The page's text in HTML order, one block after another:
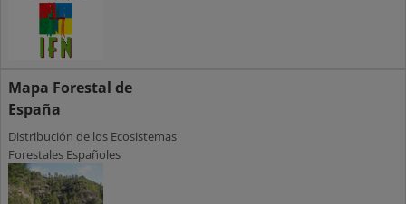
Mapa Forestal de
España
Distribución de los Ecosistemas
Forestales Españoles